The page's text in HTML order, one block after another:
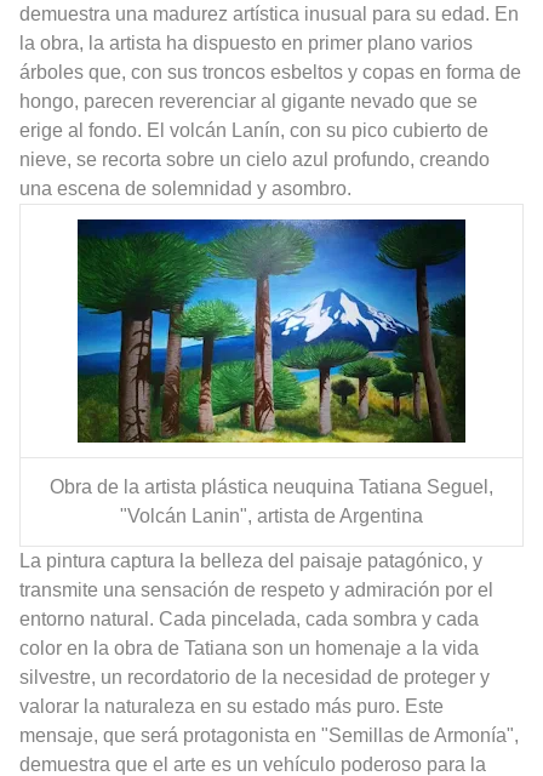
demuestra una madurez artística inusual para su edad. En
la obra, la artista ha dispuesto en primer plano varios
árboles que, con sus troncos esbeltos y copas en forma de
hongo, parecen reverenciar al gigante nevado que se
erige al fondo. El volcán Lanín, con su pico cubierto de
nieve, se recorta sobre un cielo azul profundo, creando
una escena de solemnidad y asombro.
Obra de la artista plástica neuquina Tatiana Seguel,
"Volcán Lanin", artista de Argentina
La pintura captura la belleza del paisaje patagónico, y
transmite una sensación de respeto y admiración por el
entorno natural. Cada pincelada, cada sombra y cada
color en la obra de Tatiana son un homenaje a la vida
silvestre, un recordatorio de la necesidad de proteger y
valorar la naturaleza en su estado más puro. Este
mensaje, que será protagonista en "Semillas de Armonía",
demuestra que el arte es un vehículo poderoso para la